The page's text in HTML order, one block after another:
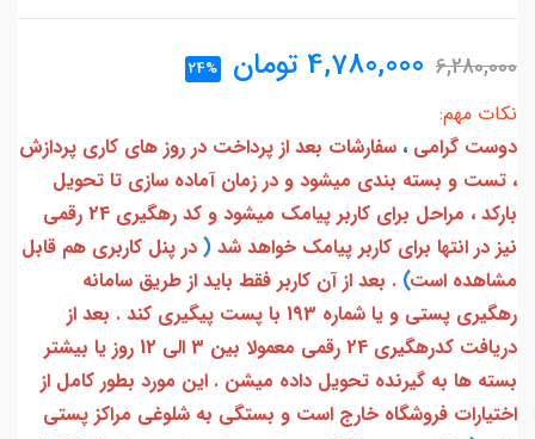
6,280,000
4,780,000 تومان 24%
نکات مهم:
دوست گرامی ، سفارشات بعد از پرداخت در روز های کاری پردازش
، تست و بسته بندی میشود و در زمان آماده سازی تا تحویل
بارکد ، مراحل برای کاربر پیامک میشود و کد رهگیری 24 رقمی
نیز در انتها برای کاربر پیامک خواهد شد ( در پنل کاربری هم قابل
مشاهده است) . بعد از آن کاربر فقط باید از طریق سامانه
رهگیری پستی و یا شماره 193 با پست پیگیری کند . بعد از
دریافت کدرهگیری 24 رقمی معمولا بین 3 الی 12 روز یا بیشتر
بسته ها به گیرنده تحویل داده میشن . این مورد بطور کامل از
اختیارات فروشگاه خارج است و بستگی به شلوغی مراکز پستی